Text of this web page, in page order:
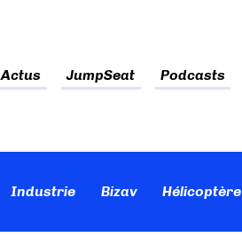
Actus JumpSeat Podcasts
Industrie Bizav Hélicoptère